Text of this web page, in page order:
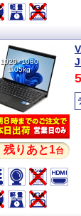
1920×1080
1.05kg
残りあと1台